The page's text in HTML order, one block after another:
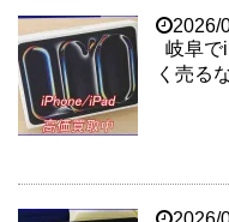
2026/
岐阜で
く売る